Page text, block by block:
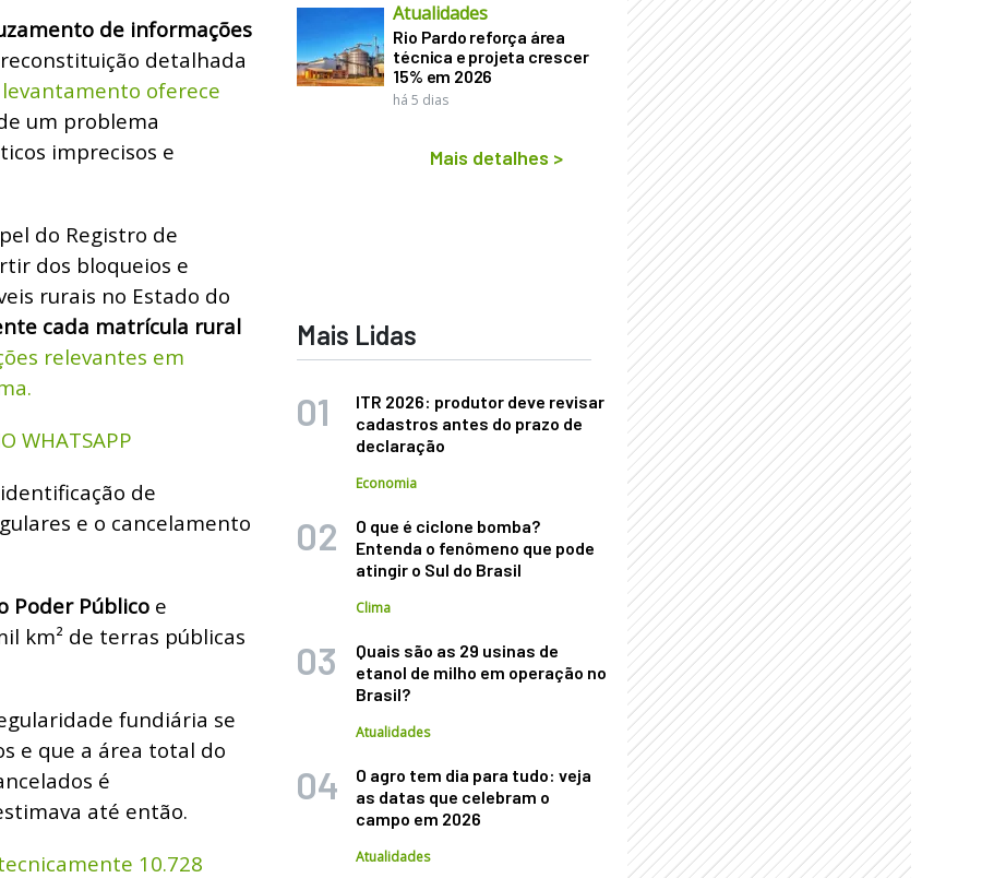
de informações
detalhada
oferece
um problema
imprecisos e
do Registro de
dos bloqueios e
rurais no Estado do
cada matrícula rural
relevantes em
WHATSAPP
de
e o cancelamento
Poder Público e
km² de terras públicas
fundiária se
e que a área total do
é
até então.
10.728
Atualidades
Rio Pardo reforça área
técnica e projeta crescer
15% em 2026
há 5 dias
Mais detalhes >
Mais Lidas
ITR 2026: produtor deve revisar
cadastros antes do prazo de
declaração
Economia
O que é ciclone bomba?
Entenda o fenômeno que pode
atingir o Sul do Brasil
Clima
Quais são as 29 usinas de
etanol de milho em operação no
Brasil?
Atualidades
O agro tem dia para tudo: veja
as datas que celebram o
campo em 2026
Atualidades